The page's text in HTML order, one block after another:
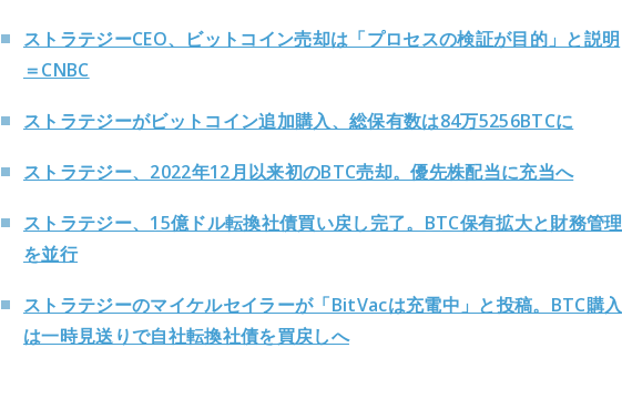
ストラテジーCEO、ビットコイン売却は「プロセスの検証が目的」と説明
＝CNBC
ストラテジーがビットコイン追加購入、総保有数は84万5256BTCに
ストラテジー、2022年12月以来初のBTC売却。優先株配当に充当へ
ストラテジー、15億ドル転換社債買い戻し完了。BTC保有拡大と財務管理
を並行
ストラテジーのマイケルセイラーが「BitVacは充電中」と投稿。BTC購入
は一時見送りで自社転換社債を買戻しへ